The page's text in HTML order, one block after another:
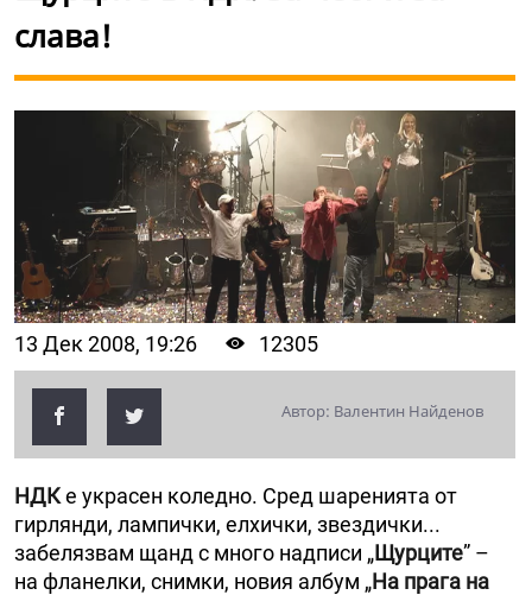
слава!
13 Дек 2008, 19:26 12305
Автор: Валентин Найденов
НДКе украсен коледно. Сред шаренията от
гирлянди, лампички, елхички, звездички...
забелязвам щанд с много надписи „Щурците” –
на фланелки, снимки, новия албум „На прага на